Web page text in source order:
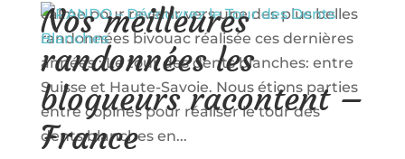
calme pour revenir vers une des plus belles
randonnées bivouac réalisée ces dernières
années : Le tour des dents blanches: entre
Suisse et Haute-Savoie. Nous étions parties
entre copines pour réaliser le tour des
dents blanches en...
Nos meilleures
randonnées les
blogueurs racontent –
France